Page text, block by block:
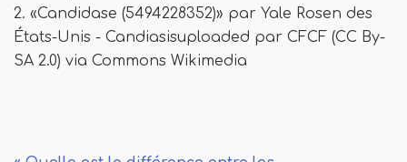
2. «Candidase (5494228352)» par Yale Rosen des
États-Unis - Candiasisuploaded par CFCF (CC By-
SA 2.0) via Commons Wikimedia